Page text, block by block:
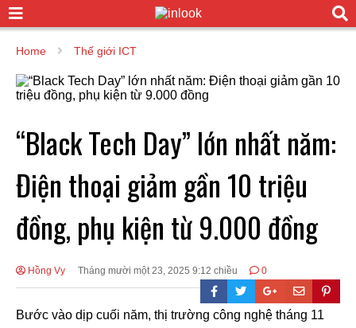
Home Thế giới ICT
“Black Tech Day” lớn nhất năm:
Điện thoại giảm gần 10 triệu
đồng, phụ kiện từ 9.000 đồng
Hồng Vy Tháng mười một 23, 2025 9:12 chiều 0
Bước vào dịp cuối năm, thị trường công nghệ tháng 11